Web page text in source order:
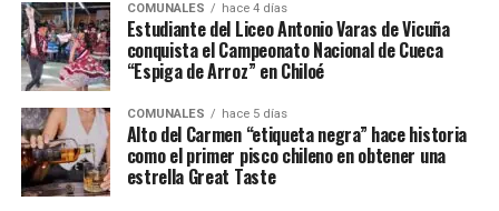
COMUNALES hace 4 días
Estudiante del Liceo Antonio Varas de Vicuña
conquista el Campeonato Nacional de Cueca
“Espiga de Arroz” en Chiloé
COMUNALES hace 5 días
Alto del Carmen “etiqueta negra” hace historia
como el primer pisco chileno en obtener una
estrella Great Taste